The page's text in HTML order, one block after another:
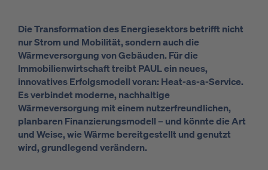
Die Transformation des Energiesektors betrifft nicht
nur Strom und Mobilität, sondern auch die
Wärmeversorgung von Gebäuden. Für die
Immobilienwirtschaft treibt PAUL ein neues,
innovatives Erfolgsmodell voran: Heat-as-a-Service.
Es verbindet moderne, nachhaltige
Wärmeversorgung mit einem nutzerfreundlichen,
planbaren Finanzierungsmodell – und könnte die Art
und Weise, wie Wärme bereitgestellt und genutzt
wird, grundlegend verändern.